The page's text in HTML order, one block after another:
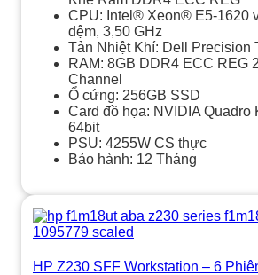
CPU: Intel® Xeon® E5-1620
đệm, 3,50 GHz
Tản Nhiệt Khí: Dell Precision
RAM: 8GB DDR4 ECC REG
Channel
Ổ cứng: 256GB SSD
Card đồ họa: NVIDIA Quadro
64bit
PSU: 4255W CS thực
Bảo hành: 12 Tháng
HP Z230 SFF Workstation – 6